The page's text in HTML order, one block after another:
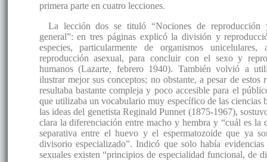
primera parte en cuatro lecciones.
La lección dos se tituló “Nociones de reproducción
general”: en tres páginas explicó la división y
especies, particularmente de organismos
reproducción asexual, para concluir con el sexo y
humanos (Lazarte, febrero 1940). También volvió a
ilustrar mejor sus conceptos; no obstante, a pesar de estos
resultaba bastante compleja y poco accesible para el
que utilizaba un vocabulario muy específico de las ciencias
las ideas del genetista Reginald Punnet (1875-1967),
clara la diferenciación entre macho y hembra y “cuál es la
separativa entre el huevo y el espermatozoide que ya
divisorio especializado”. Indicó que solo había
sexuales existen “principios de especialidad funcional, de